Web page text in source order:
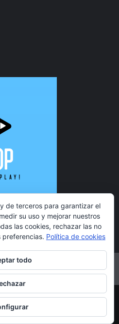
InstagramFacebookYouTube
los derechos reservados.
por AF themes.
de terceros para garantizar el
su uso y mejorar nuestros
las cookies, rechazar las no
preferencias. Política de cookies
todo